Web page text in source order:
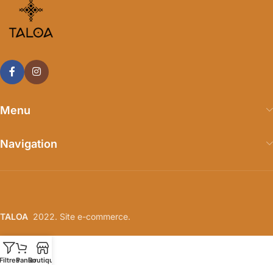
Menu
Navigation
TALOA 2022. Site e-commerce.
PanierBoutique